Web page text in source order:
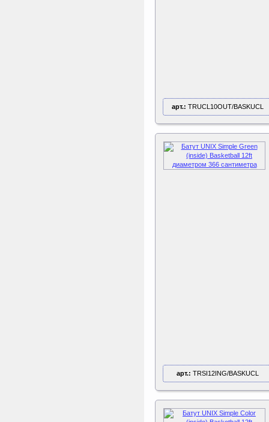
арт.: TRUCL10OUT/BASKUCL
арт.: TRSI12ING/BASKUCL